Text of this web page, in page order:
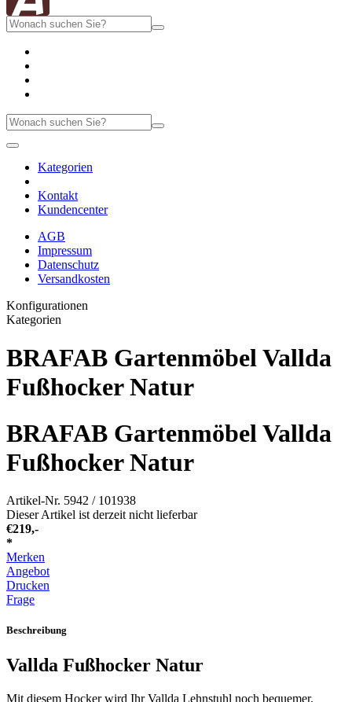
Kategorien
Kontakt
Kundencenter
AGB
Impressum
Datenschutz
Versandkosten
Konfigurationen
Kategorien
BRAFAB Gartenmöbel Vallda
Fußhocker Natur
BRAFAB Gartenmöbel Vallda
Fußhocker Natur
Artikel-Nr. 5942 / 101938
Dieser Artikel ist derzeit nicht lieferbar
€219,-
*
Merken
Angebot
Drucken
Frage
Beschreibung
Vallda Fußhocker Natur
Mit diesem Hocker wird Ihr Vallda Lehnstuhl noch bequemer.